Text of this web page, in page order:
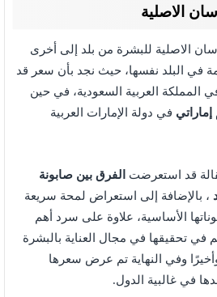
الاصلية
الاصلية للبشرة من بلد إلى أخرى
في البلد نفسها، حيث نجد بأن سعر قد
المملكة العربية السعودية، في حين
في دولة الإمارات العربية
قد استعرضت الفرق بين صابونة
، بالإضافة إلى استعراض لمحة سريعة
الأساسية، علاوة على سرد أهم
في تحقيقها في مجال العناية بالبشرة
وفي النهاية تم عرض سعرها
في غالبية الدول.